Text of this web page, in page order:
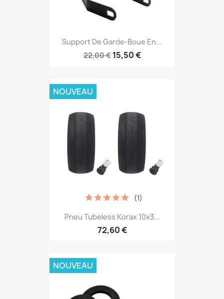
Support De Garde-Boue En...
22,00 € 15,50 €
Pneu Tubeless Korax 10x3...
72,60 €
(1)
NOUVEAU
NOUVEAU